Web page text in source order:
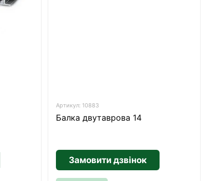
Артикул: 10883
Балка двутаврова 14
Замовити дзвінок